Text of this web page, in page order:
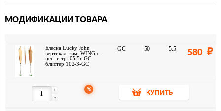
МОДИФИКАЦИИ ТОВАРА
Блесна Lucky John
вертикал. зим. WING с
цеп. и тр. 05.5г GC
блистер 102-3-GC
GC 50 5.5 580
-
+ %
КУПИТЬ